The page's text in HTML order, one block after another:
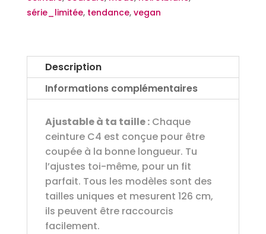
série_limitée, tendance, vegan
Description
Informations complémentaires
Ajustable à ta taille :Chaque
ceinture C4 est conçue pour être
coupée à la bonne longueur. Tu
l’ajustes toi-même, pour un fit
parfait. Tous les modèles sont des
tailles uniques et mesurent 126 cm,
ils peuvent être raccourcis
facilement.